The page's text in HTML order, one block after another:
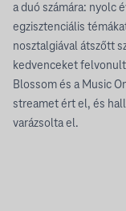
a duó számára: nyolc
egzisztenciális
nosztalgiával átszőtt
kedvenceket
Blossom és a Music
streamet ért el, és
varázsolta el.